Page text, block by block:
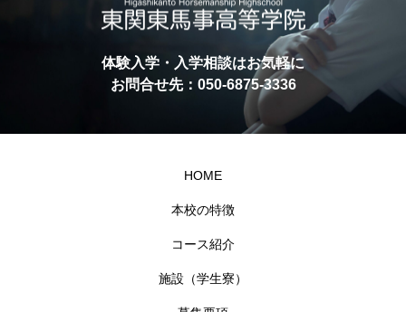
体験入学・入学相談はお気軽に
お問合せ先：050-6875-3336
HOME
本校の特徴
コース紹介
施設（学生寮）